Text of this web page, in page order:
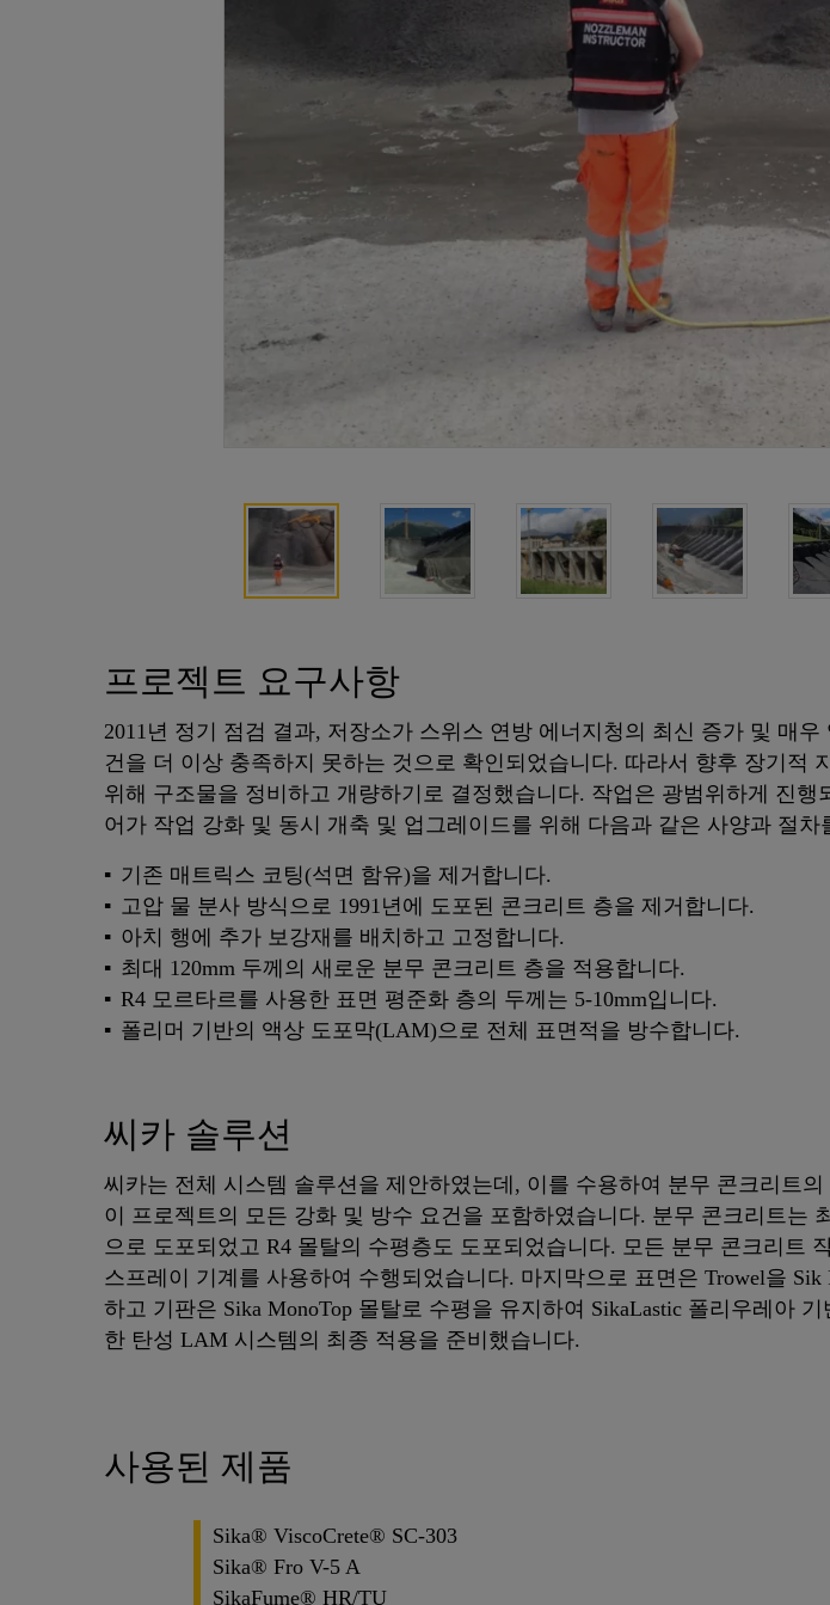
프로젝트 요구사항
2011년 정기 점검 결과, 저장소가 스위스 연방 에너지청의 최신 증가 및 매우
건을 더 이상 충족하지 못하는 것으로 확인되었습니다. 따라서 향후 장기적
위해 구조물을 정비하고 개량하기로 결정했습니다. 작업은 광범위하게 진행
어가 작업 강화 및 동시 개축 및 업그레이드를 위해 다음과 같은 사양과 절차
기존 매트릭스 코팅(석면 함유)을 제거합니다.
고압 물 분사 방식으로 1991년에 도포된 콘크리트 층을 제거합니다.
아치 행에 추가 보강재를 배치하고 고정합니다.
최대 120mm 두께의 새로운 분무 콘크리트 층을 적용합니다.
R4 모르타르를 사용한 표면 평준화 층의 두께는 5-10mm입니다.
폴리머 기반의 액상 도포막(LAM)으로 전체 표면적을 방수합니다.
씨카 솔루션
씨카는 전체 시스템 솔루션을 제안하였는데, 이를 수용하여 분무 콘크리트의
이 프로젝트의 모든 강화 및 방수 요건을 포함하였습니다. 분무 콘크리트는
으로 도포되었고 R4 몰탈의 수평층도 도포되었습니다. 모든 분무 콘크리트
스프레이 기계를 사용하여 수행되었습니다. 마지막으로 표면은 Trowel을 Sik
하고 기판은 Sika MonoTop 몰탈로 수평을 유지하여 SikaLastic 폴리우레아
한 탄성 LAM 시스템의 최종 적용을 준비했습니다.
사용된 제품
Sika® ViscoCrete® SC-303
Sika® Fro V-5 A
SikaFume® HR/TU